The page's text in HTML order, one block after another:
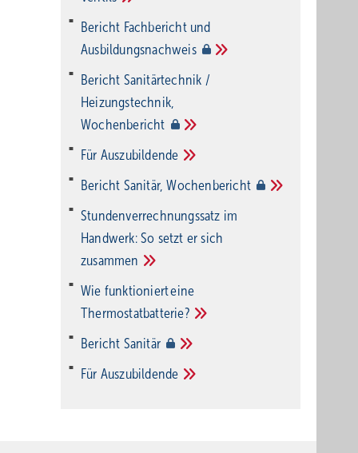
Bericht Fachbericht und
Ausbildungsnachweis
Bericht Sanitärtechnik /
Heizungstechnik,
Wochenbericht
Für Auszubildende
Bericht Sanitär,Wochenbericht
Stundenverrechnungssatz im
Handwerk: So setzt er sich
zusammen
Wie funktioniert eine
Thermostatbatterie?
Bericht Sanitär
Für Auszubildende